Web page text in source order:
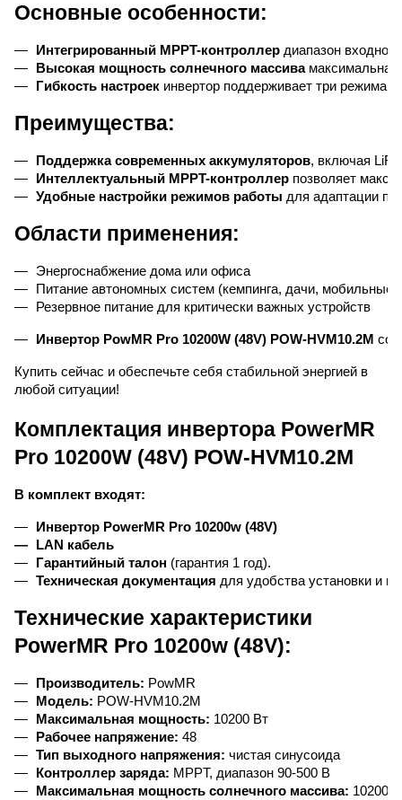
Основные особенности:
Интегрированный MPPT-контроллер диапазон
Высокая мощность солнечного массива максимальная
Гибкость настроек инвертор поддерживает три режима
Преимущества:
Поддержка современных аккумуляторов, включая
Интеллектуальный MPPT-контроллер позволяет
Удобные настройки режимов работы для адаптации
Области применения:
Энергоснабжение дома или офиса
Питание автономных систем (кемпинга, дачи, мобильные
Резервное питание для критически важных устройств
Инвертор PowMR Pro 10200W (48V) POW-HVM10.2M
Купить сейчас и обеспечьте себя стабильной энергией в
любой ситуации!
Комплектация инвертора PowerMR
Pro 10200W (48V) POW-HVM10.2M
В комплект входят:
Инвертор PowerMR Pro 10200w (48V)
LAN кабель
Гарантийный талон (гарантия 1 год).
Техническая документация для удобства установки и
Технические характеристики
PowerMR Pro 10200w (48V):
Производитель: PowMR
Модель: POW-HVM10.2M
Максимальная мощность: 10200 Вт
Рабочее напряжение: 48
Тип выходного напряжения: чистая синусоида
Контроллер заряда: MPPT, диапазон 90-500 В
Максимальная мощность солнечного массива: 10200